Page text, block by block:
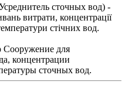
сточных вод) -
витрати, концентрації
стічних вод.
Сооружение для
концентрации
сточных вод.